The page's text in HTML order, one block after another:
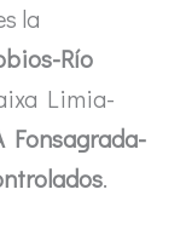
la
Río
Limia-
Fonsagrada-
.